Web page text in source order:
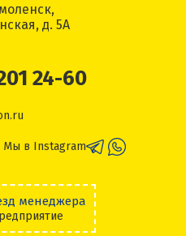
д. 5А
24-60
Мы в Instagram
менеджера